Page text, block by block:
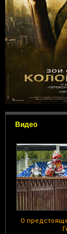
Видео
О